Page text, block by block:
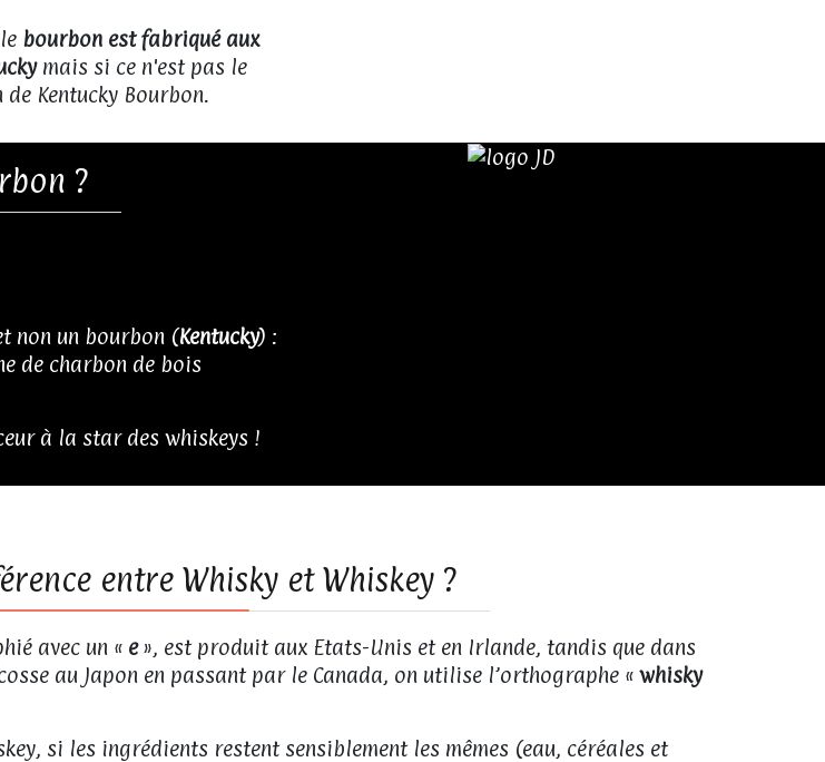
bourbon est fabriqué aux
mais si ce n'est pas le
Kentucky Bourbon.
?
non un bourbon (Kentucky) :
de charbon de bois
à la star des whiskeys !
entre Whisky et Whiskey ?
avec un « e», est produit aux Etats-Unis et en Irlande, tandis que dans
au Japon en passant par le Canada, on utilise l’orthographe « whisky
si les ingrédients restent sensiblement les mêmes (eau, céréales et